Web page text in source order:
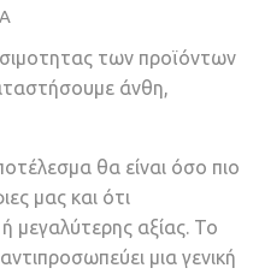
των προϊόντων
άνθη,
θα είναι όσο πιο
μας και ότι
μεγαλύτερης αξίας. Το
μια γενική